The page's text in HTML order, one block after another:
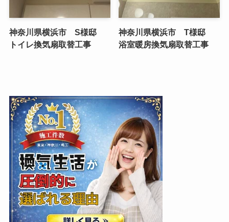
神奈川県横浜市 S様邸
トイレ換気扇取替工事
神奈川県横浜市 T様邸
浴室暖房換気扇取替工事